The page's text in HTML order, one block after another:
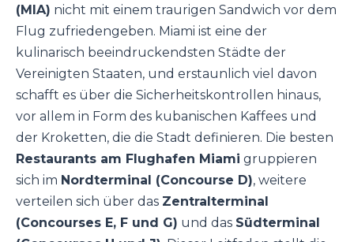
(MIA) nicht mit einem traurigen Sandwich vor dem
Flug zufriedengeben. Miami ist eine der
kulinarisch beeindruckendsten Städte der
Vereinigten Staaten, und erstaunlich viel davon
schafft es über die Sicherheitskontrollen hinaus,
vor allem in Form des kubanischen Kaffees und
der Kroketten, die die Stadt definieren. Die besten
Restaurants am Flughafen Miami gruppieren
sich im Nordterminal (Concourse D), weitere
verteilen sich über das Zentralterminal
(Concourses E, F und G) und das Südterminal